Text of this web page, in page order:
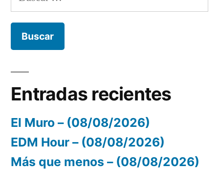
Entradas recientes
El Muro – (08/08/2026)
EDM Hour – (08/08/2026)
Más que menos – (08/08/2026)